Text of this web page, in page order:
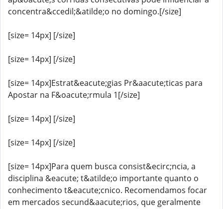
concentra&ccedil;&atilde;o no domingo.[/size]
[size= 14px] [/size]
[size= 14px] [/size]
[size= 14px]Estrat&eacute;gias Pr&aacute;ticas para
Apostar na F&oacute;rmula 1[/size]
[size= 14px] [/size]
[size= 14px] [/size]
[size= 14px]Para quem busca consist&ecirc;ncia, a
disciplina &eacute; t&atilde;o importante quanto o
conhecimento t&eacute;cnico. Recomendamos focar
em mercados secund&aacute;rios, que geralmente